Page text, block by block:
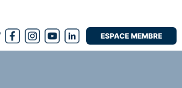
ESPACE MEMBRE